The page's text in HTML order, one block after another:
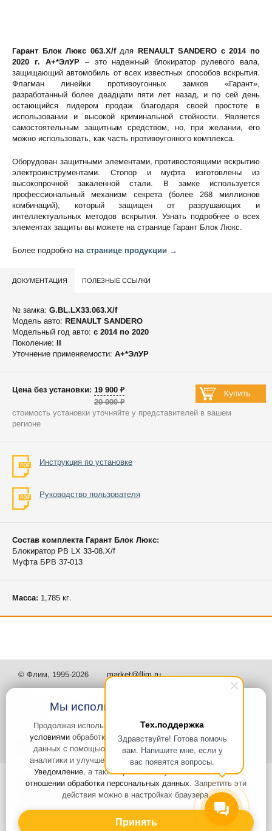
Тех.поддержка
Здравствуйте! Готова помочь
вам. Напишите мне, если у
вас появятся вопросы.
Гарант Блок Люкс 063.X/fдля RENAULT SANDERO c 2014 по
2020 г. А+*ЭлУР– это надежный блокиратор рулевого вала,
защищающий автомобиль от всех известных способов вскрытия.
Флагман линейки противоугонных замков «Гарант»,
разработанный более двадцати пяти лет назад, и по сей день
остающийся лидером продаж благодаря своей простоте в
использовании и высокой криминальной стойкости. Является
самостоятельным защитным средством, но, при желании, его
можно использовать, как часть противоугонного комплекса.
Оборудован защитными элементами, противостоящими вскрытию
электроинструментами. Стопор и муфта изготовлены из
высокопрочной закаленной стали. В замке используется
профессиональный механизм секрета (более 268 миллионов
комбинаций), который защищен от разрушающих и
интеллектуальных методов вскрытия. Узнать подробнее о всех
элементах защиты вы можете на странице Гарант Блок Люкс.
Более подробно на странице продукции →
ДОКУМЕНТАЦИЯ ПОЛЕЗНЫЕ ССЫЛКИ
№ замка: G.BL.LX33.063.X/f
Модель авто: RENAULT SANDERO
Модельный год авто: c 2014 по 2020
Поколение: II
Уточнение применяемости: А+*ЭлУР
Цена без установки: 19 900 ₽
20 000 ₽
стоимость установки уточняйте у представителей в вашем
регионе
Инструкция по установке
Руководство пользователя
Состав комплекта Гарант Блок Люкс:
Блокиратор РВ LX 33-08.X/f
Муфта БРВ 37-013
Масса: 1,785 кг.
© Флим, 1995-2026 market@flim.ru
Задать вопрос Контакты
Интернет-сайт носит информационный характер и не является
публичной офертой, которая определяется положениями статьи 437
Гражданского кодекса РФ. Информация о характеристиках и
стоимости товаров, указанных на сайте, условия доставки может
быть изменена в одностороннем порядке. Информация по ценам,
Мы используем файлы Cookies
Продолжая использовать наш сайт, высоглашаетесь с
условиями обработки cookie-файлов и пользовательских
данных с помощью Яндекс.Метрика, необходимых для
аналитики и улучшения качества работы сайта и сервиса
Уведомление, а также принимаете условияПолитики в
отношении обработки персональных данных. Запретить эти
действия можно в настройках браузера.
Принять